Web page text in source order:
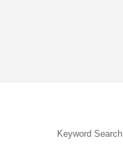
Keyword Search